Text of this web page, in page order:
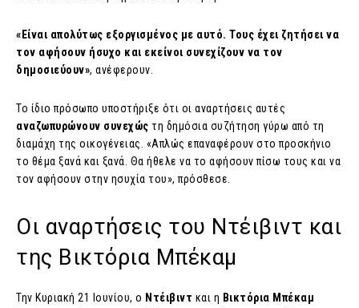
«Είναι απολύτως εξοργισμένος με αυτό. Τους έχει ζητήσει να
τον αφήσουν ήσυχο και εκείνοι συνεχίζουν να τον
δημοσιεύουν», ανέφερουν.
Το ίδιο πρόσωπο υποστήριξε ότι οι αναρτήσεις αυτές
αναζωπυρώνουν συνεχώς τη δημόσια συζήτηση γύρω από τη
διαμάχη της οικογένειας. «Απλώς επαναφέρουν στο προσκήνιο
το θέμα ξανά και ξανά. Θα ήθελε να το αφήσουν πίσω τους και να
τον αφήσουν στην ησυχία του», πρόσθεσε.
Οι αναρτήσεις του Ντέιβιντ και
της Βικτόρια Μπέκαμ
Την Κυριακή 21 Ιουνίου, ο Ντέιβιντ και η Βικτόρια Μπέκαμ